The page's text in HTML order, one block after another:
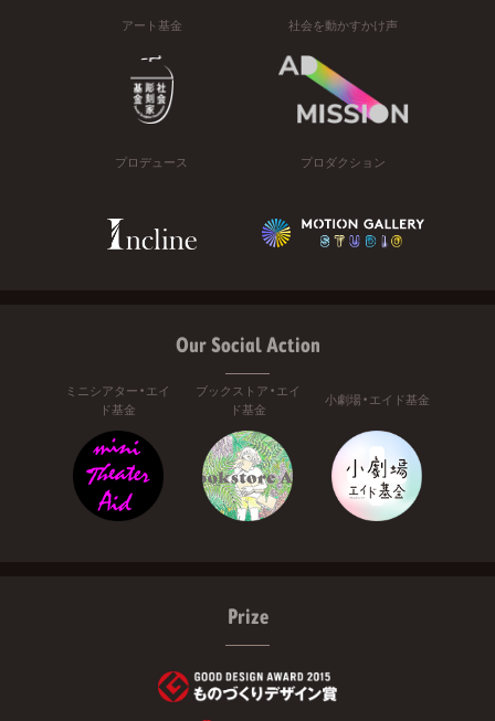
アート基金 社会を動かすかけ声
プロデュース プロダクション
Our Social Action
ミニシアター・エイ
ド基金
ブックストア・エイ
ド基金
小劇場・エイド基金
Prize